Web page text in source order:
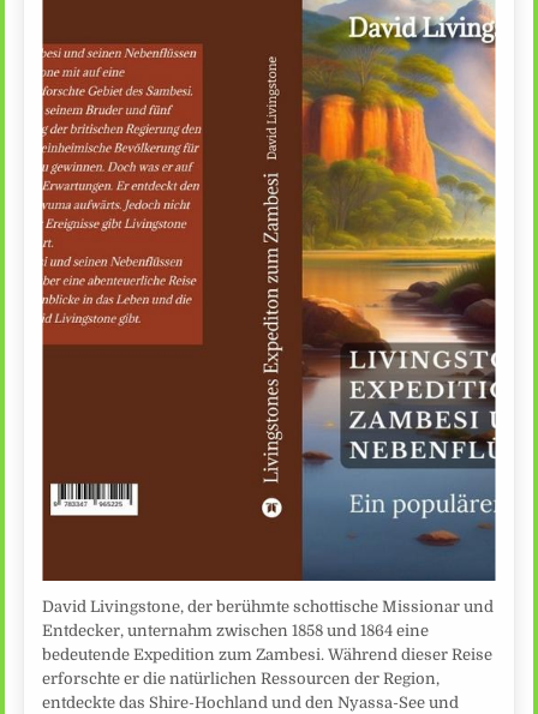
David Livingstone, der berühmte schottische Missionar und
Entdecker, unternahm zwischen 1858 und 1864 eine
bedeutende Expedition zum Zambesi. Während dieser Reise
erforschte er die natürlichen Ressourcen der Region,
entdeckte das Shire-Hochland und den Nyassa-See und